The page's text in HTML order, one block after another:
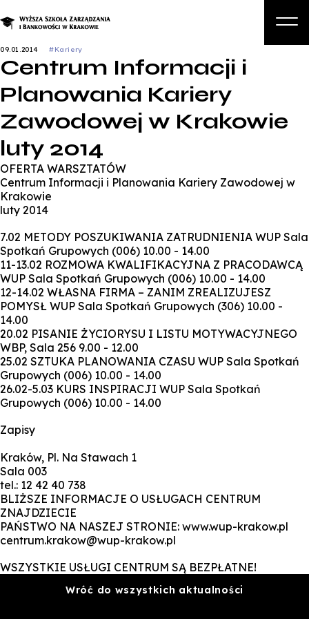
Studia podyplomowe i kursy
Student
Zapisz się na studia
09.01.2014 #Kariery
Centrum Informacji i
Planowania Kariery
Zawodowej w Krakowie
luty 2014
OFERTA WARSZTATÓW
Centrum Informacji i Planowania Kariery Zawodowej w
Krakowie
luty 2014
7.02 METODY POSZUKIWANIA ZATRUDNIENIA WUP Sala
Spotkań Grupowych (006) 10.00 - 14.00
11-13.02 ROZMOWA KWALIFIKACYJNA Z PRACODAWCĄ
WUP Sala Spotkań Grupowych (006) 10.00 - 14.00
12-14.02 WŁASNA FIRMA – ZANIM ZREALIZUJESZ
POMYSŁ WUP Sala Spotkań Grupowych (306) 10.00 -
14.00
20.02 PISANIE ŻYCIORYSU I LISTU MOTYWACYJNEGO
WBP, Sala 256 9.00 - 12.00
25.02 SZTUKA PLANOWANIA CZASU WUP Sala Spotkań
Grupowych (006) 10.00 - 14.00
26.02-5.03 KURS INSPIRACJI WUP Sala Spotkań
Grupowych (006) 10.00 - 14.00
Zapisy
Kraków, Pl. Na Stawach 1
Sala 003
tel.: 12 42 40 738
BLIŻSZE INFORMACJE O USŁUGACH CENTRUM
ZNAJDZIECIE
PAŃSTWO NA NASZEJ STRONIE: www.wup-krakow.pl
centrum.krakow@wup-krakow.pl
WSZYSTKIE USŁUGI CENTRUM SĄ BEZPŁATNE!
Wróć do wszystkich aktualności